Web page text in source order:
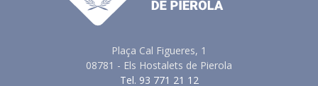
Plaça Cal Figueres, 1
08781 - Els Hostalets de Pierola
Tel. 93 771 21 12